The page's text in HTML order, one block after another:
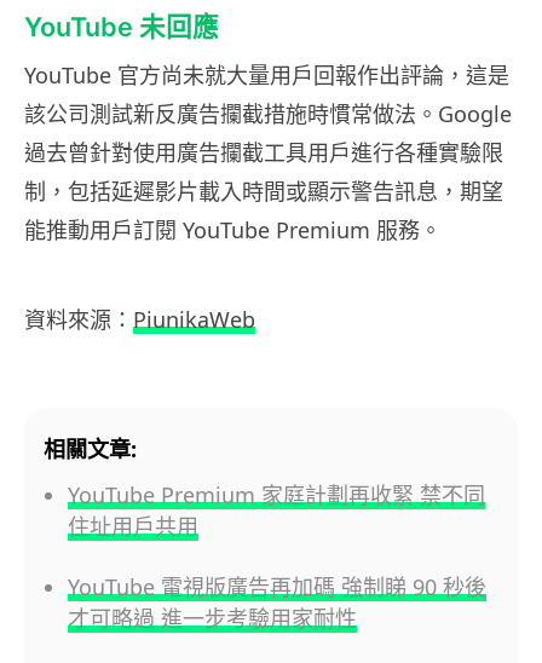
YouTube 未回應
YouTube 官方尚未就大量用戶回報作出評論，這是
該公司測試新反廣告攔截措施時慣常做法。Google
過去曾針對使用廣告攔截工具用戶進行各種實驗限
制，包括延遲影片載入時間或顯示警告訊息，期望
能推動用戶訂閱 YouTube Premium 服務。
資料來源： PiunikaWeb
相關文章:
YouTube Premium 家庭計劃再收緊 禁不同
住址用戶共用
YouTube 電視版廣告再加碼 強制睇 90 秒後
才可略過 進一步考驗用家耐性